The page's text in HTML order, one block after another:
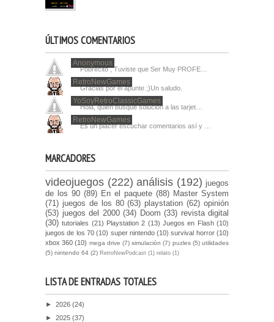
ÚLTIMOS COMENTARIOS
Anonymous
Pobrecito , Tuviste que Ser Muy PROFE…
RetroNewGames
Gracias por el apunte ;)Un saludo.
YoSoyRetroClassicGames
Hola, quien busque solucion a las tarjet…
RetroNewGames
Es un placer escuchar comentarios así y …
MARCADORES
videojuegos (222) análisis (192) juegos
de los 90 (89) En el paquete (88) Master System
(71) juegos de los 80 (63) playstation (62) opinión
(53) juegos del 2000 (34) Doom (33) revista digital
(30) tutoriales (21) Playstation 2 (13) Juegos en Flash (10)
juegos de los 70 (10) super nintendo (10) survival horror (10)
xbox 360 (10) mega drive (7) simulación (7) puzles (5) utilidades
(5) nintendo 64 (2) RetroNewPodcast (1) relato (1)
LISTA DE ENTRADAS TOTALES
► 2026 (24)
► 2025 (37)